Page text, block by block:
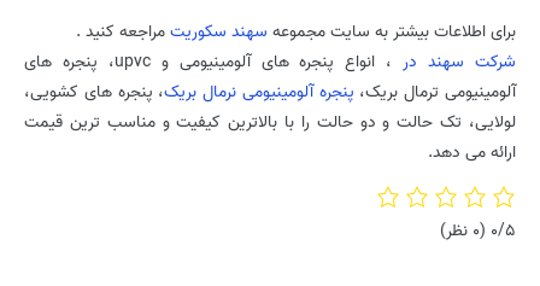
برای اطلاعات بیشتر به سایت مجموعه سهند سکوریتمراجعه کنید .
شرکت سهند در
، انواع پنجره های آلومینیومی و upvc، پنجره های
آلومینیومی ترمال بریک، پنجره آلومینیومی نرمال بریک، پنجره های کشویی،
لولایی، تک حالت و دو حالت را با بالاترین کیفیت و مناسب ترین قیمت
ارائه می دهد.
0/5 (0 نظر)